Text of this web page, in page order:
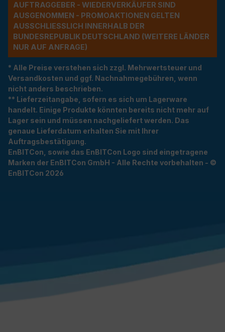
UFTRAGGEBER - WIEDERVERKÄUFER SIND A
USGENOMMEN - PROMOAKTIONEN GELTEN A
USSCHLIESSLICH INNERHALB DER BU
NDESREPUBLIK DEUTSCHLAND (WEITERE LÄNDER NU
R AUF ANFRAGE)
* Alle Preise verstehen sich zzgl. Mehrwertsteuer und
Versandkosten und ggf. Nachnahmegebühren, wenn
nicht anders beschrieben.
** Lieferzeitangabe, sofern es sich um Lagerware
handelt. Einige Produkte könnten bereits nicht mehr auf
Lager sein und müssen nachgeliefert werden. Das
genaue Lieferdatum erhalten Sie mit Ihrer
Auftragsbestätigung.
EnBITCon, sowie das EnBITCon Logo sind eingetragene
Marken der EnBITCon GmbH - Alle Rechte vorbehalten - ©
EnBITCon 2026